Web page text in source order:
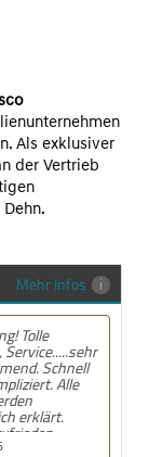
Als exklusiver
der Vertrieb
Mehr Infos
5Schnell
Alle
MG ZS